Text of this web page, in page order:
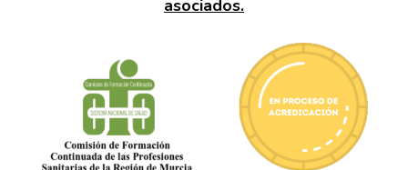
asociados.